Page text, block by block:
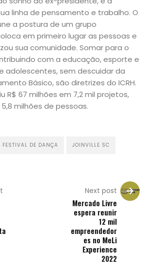
linha de pensamento e trabalho. O
a postura de um grupo
em primeiro lugar as pessoas e
sua comunidade. Somar para o
com a educação, esporte e
adolescentes, sem descuidar da
Básico, são diretrizes do ICRH.
R$ 67 milhões em 7,2 mil projetos,
milhões de pessoas.
FESTIVAL DE DANÇA JOINVILLE SC
Next post
Mercado Livre
espera reunir
12 mil
empreendedor
es no MeLi
Experience
2022